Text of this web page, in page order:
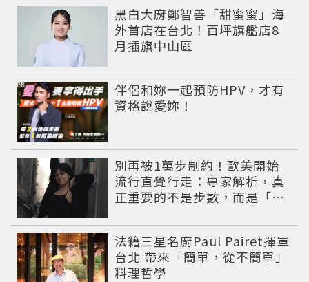
黑白大廚鄭智善「甜蜜蜜」海
外首店在台北！百坪旗艦店8
月插旗中山區
伴侶和妳一起預防HPV，才有
資格說愛妳！
PR
別再被1萬步制約！歐美開始
流行直覺行走：專家解析，真
正重要的不是步數，而是「這
法籍三星名廚Paul Pairet揮軍
台北 帶來「簡單，從不簡單」
料理哲學